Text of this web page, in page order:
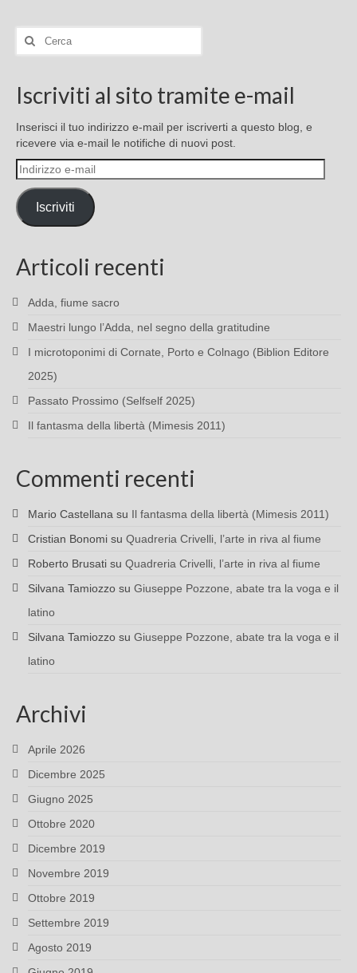
Cerca:
Iscriviti al sito tramite e-mail
Inserisci il tuo indirizzo e-mail per iscriverti a questo blog, e
ricevere via e-mail le notifiche di nuovi post.
Indirizzo
e-
mail
Iscriviti
Articoli recenti
Adda, fiume sacro
Maestri lungo l’Adda, nel segno della gratitudine
I microtoponimi di Cornate, Porto e Colnago (Biblion Editore
2025)
Passato Prossimo (Selfself 2025)
Il fantasma della libertà (Mimesis 2011)
Commenti recenti
Mario Castellana su Il fantasma della libertà (Mimesis 2011)
Cristian Bonomi su Quadreria Crivelli, l’arte in riva al fiume
Roberto Brusati su Quadreria Crivelli, l’arte in riva al fiume
Silvana Tamiozzo su Giuseppe Pozzone, abate tra la voga e il
latino
Silvana Tamiozzo su Giuseppe Pozzone, abate tra la voga e il
latino
Archivi
Aprile 2026
Dicembre 2025
Giugno 2025
Ottobre 2020
Dicembre 2019
Novembre 2019
Ottobre 2019
Settembre 2019
Agosto 2019